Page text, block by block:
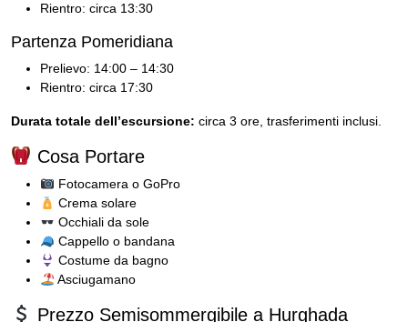
Rientro: circa 13:30
Partenza Pomeridiana
Prelievo: 14:00 – 14:30
Rientro: circa 17:30
Durata totale dell’escursione: circa 3 ore, trasferimenti inclusi.
Cosa Portare
Fotocamera o GoPro
Crema solare
Occhiali da sole
Cappello o bandana
Costume da bagno
Asciugamano
Prezzo Semisommergibile a Hurghada